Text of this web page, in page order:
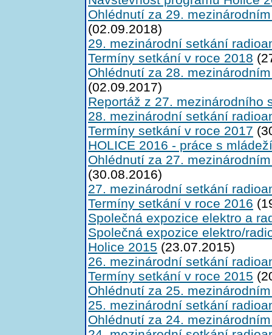
Ohlédnutí za 29.
(02.09.2018)
29. mezinárodní setkání
Termíny setkání v roce 2018
Ohlédnutí za 28.
(02.09.2017)
Reportáž z 27. mezinárodního
28. mezinárodní setkání
Termíny setkání v roce 2017
HOLICE 2016 - práce s
Ohlédnutí za 27.
(30.08.2016)
27. mezinárodní setkání
Termíny setkání v roce 2016
Společná expozice elektro a
Společná expozice elektro/
Holice 2015 (23.07.2015)
26. mezinárodní setkání
Termíny setkání v roce 2015
Ohlédnutí za 25.
25. mezinárodní setkání
Ohlédnutí za 24.